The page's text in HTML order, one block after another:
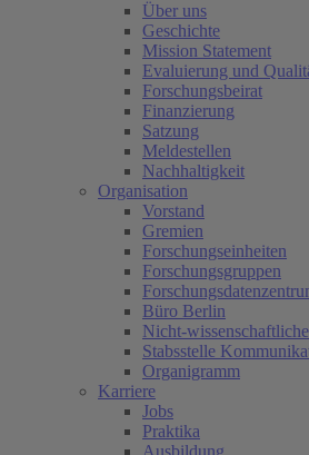
Über uns
Geschichte
Mission Statement
Evaluierung und
Forschungsbeirat
Finanzierung
Satzung
Meldestellen
Nachhaltigkeit
Organisation
Vorstand
Gremien
Forschungseinheiten
Forschungsgruppen
Büro Berlin
Nicht-
Stabsstelle
Organigramm
Karriere
Jobs
Praktika
Ausbildung